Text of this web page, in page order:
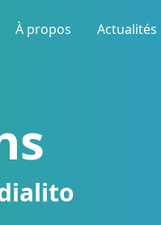
À propos Actualités